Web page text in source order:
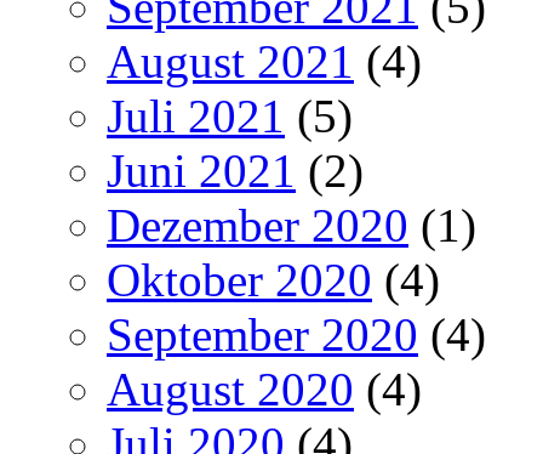
August 2021 (4)
Juli 2021 (5)
Juni 2021 (2)
Dezember 2020 (1)
Oktober 2020 (4)
September 2020 (4)
August 2020 (4)
Juli 2020 (4)